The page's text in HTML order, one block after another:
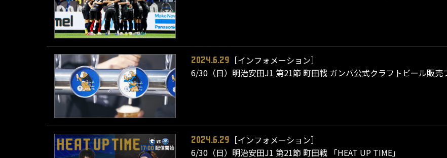
2024.6.29
［インフォメーション］
6/30（日）明治安田J1 第21節 町田戦 ガンバ公式クラフトビール販売
2024.6.29
［インフォメーション］
6/30（日）明治安田J1 第21節 町田戦 「HEAT UP TIME」